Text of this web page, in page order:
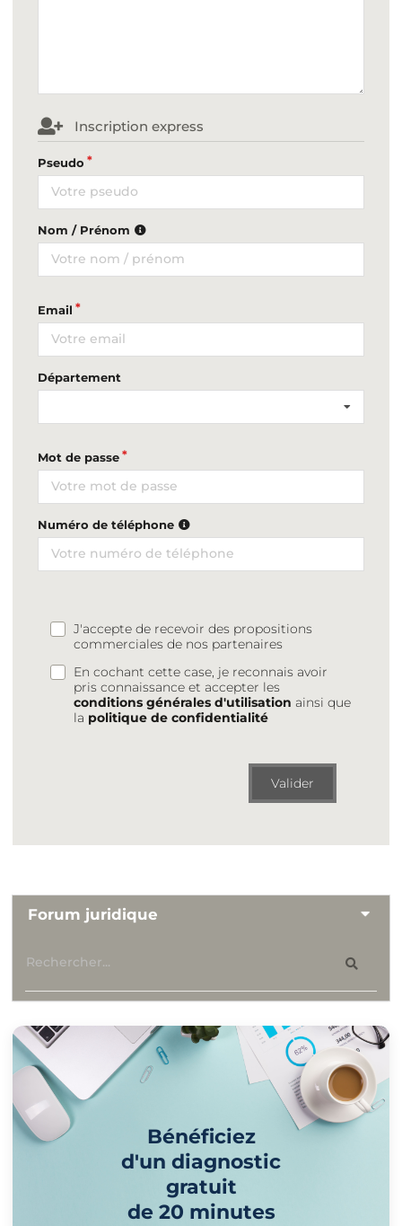
Inscription express
Pseudo
Nom / Prénom
Email
Département
Mot de passe
Numéro de téléphone
J'accepte de recevoir des propositions
commerciales de nos partenaires
En cochant cette case, je reconnais avoir
pris connaissance et accepter les
conditions générales d'utilisation ainsi que
la politique de confidentialité
Valider
Forum juridique
Bénéficiez
d'un diagnostic
gratuit
de 20 minutes